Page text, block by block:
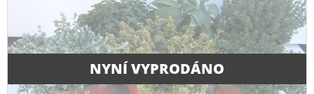
NYNÍ VYPRODÁNO